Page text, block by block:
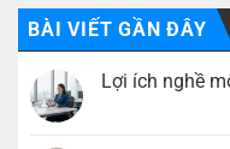
BÀI VIẾT GẦN ĐÂY
Lợi ích nghề